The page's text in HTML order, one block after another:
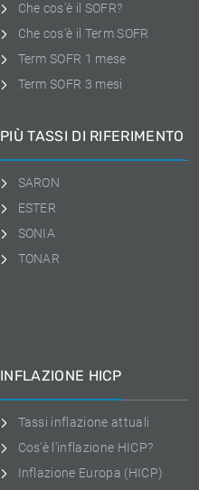
Che cos'è il SOFR?
Che cos'è il Term SOFR
Term SOFR 1 mese
Term SOFR 3 mesi
PIÙ TASSI DI RIFERIMENTO
SARON
ESTER
SONIA
TONAR
INFLAZIONE HICP
Tassi inflazione attuali
Cos'è l'inflazione HICP?
Inflazione Europa (HICP)